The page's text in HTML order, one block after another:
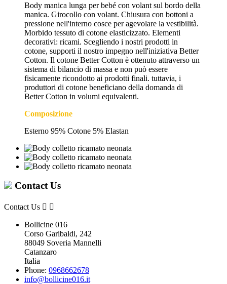
Body manica lunga per bebé con volant sul bordo della
manica. Girocollo con volant. Chiusura con bottoni a
pressione nell'interno cosce per agevolare la vestibilità.
Morbido tessuto di cotone elasticizzato. Elementi
decorativi: ricami. Scegliendo i nostri prodotti in
cotone, supporti il nostro impegno nell'iniziativa Better
Cotton. Il cotone Better Cotton è ottenuto attraverso un
sistema di bilancio di massa e non può essere
fisicamente ricondotto ai prodotti finali. tuttavia, i
produttori di cotone beneficiano della domanda di
Better Cotton in volumi equivalenti.
Composizione
Esterno 95% Cotone 5% Elastan
Contact Us
Contact Us  
Bollicine 016
Corso Garibaldi, 242
88049 Soveria Mannelli
Catanzaro
Italia
Phone: 0968662678
info@bollicine016.it